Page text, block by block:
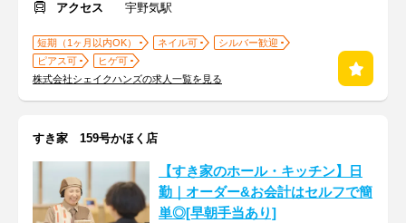
アクセス
宇野気駅
短期（1ヶ月以内OK） ネイル可
シルバー歓迎
ピアス可
ヒゲ可
株式会社シェイクハンズの求人一覧を見る
すき家 159号かほく店
【すき家のホール・キッチン】日
勤｜オーダー&お会計はセルフで簡
単◎[早朝手当あり]